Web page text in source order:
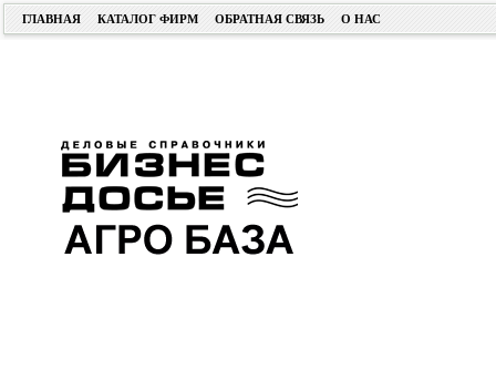
ГЛАВНАЯ КАТАЛОГ ФИРМ ОБРАТНАЯ СВЯЗЬ О НАС